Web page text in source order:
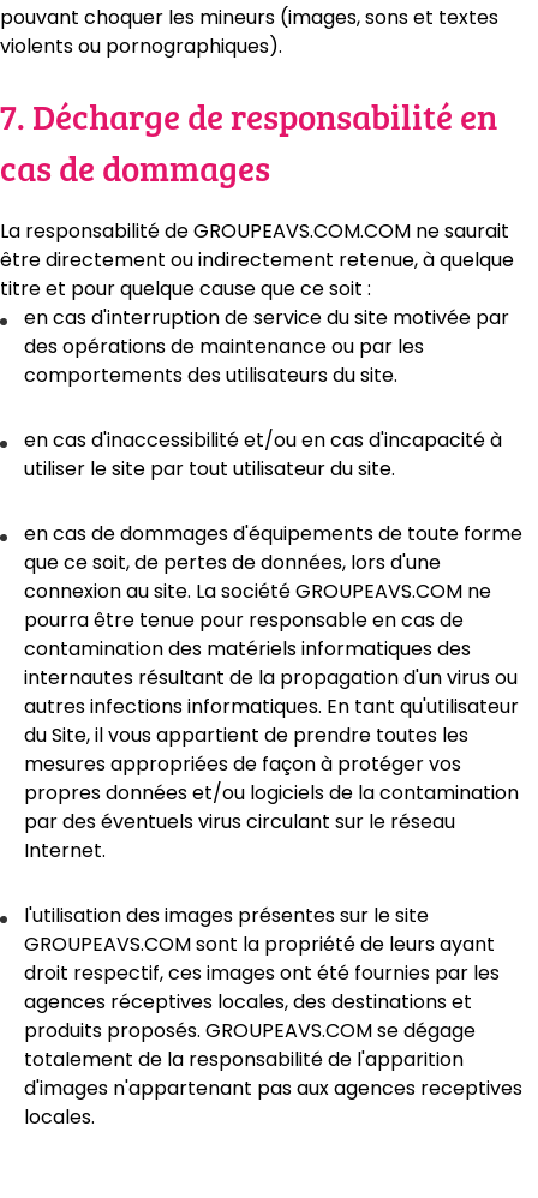
pouvant choquer les mineurs (images, sons et textes
violents ou pornographiques).
7. Décharge de responsabilité en
cas de dommages
La responsabilité de GROUPEAVS.COM.COM ne saurait
être directement ou indirectement retenue, à quelque
titre et pour quelque cause que ce soit :
en cas d'interruption de service du site motivée par
des opérations de maintenance ou par les
comportements des utilisateurs du site.
en cas d'inaccessibilité et/ou en cas d'incapacité à
utiliser le site par tout utilisateur du site.
en cas de dommages d'équipements de toute forme
que ce soit, de pertes de données, lors d'une
connexion au site. La société GROUPEAVS.COM ne
pourra être tenue pour responsable en cas de
contamination des matériels informatiques des
internautes résultant de la propagation d'un virus ou
autres infections informatiques. En tant qu'utilisateur
du Site, il vous appartient de prendre toutes les
mesures appropriées de façon à protéger vos
propres données et/ou logiciels de la contamination
par des éventuels virus circulant sur le réseau
Internet.
l'utilisation des images présentes sur le site
GROUPEAVS.COM sont la propriété de leurs ayant
droit respectif, ces images ont été fournies par les
agences réceptives locales, des destinations et
produits proposés. GROUPEAVS.COM se dégage
totalement de la responsabilité de l'apparition
d'images n'appartenant pas aux agences receptives
locales.